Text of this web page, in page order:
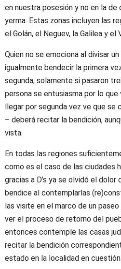
en nuestra posesión y no en la de
yerma. Estas zonas incluyen las
el Golán, el Neguev, la Galilea y el
Quien no se emociona al divisar
igualmente bendecir la primera
segunda, solamente si pasaron
persona se entusiasma por lo que
llegar por segunda vez ve que se
– deberá recitar la bendición,
vista.
En todas las regiones
como es el caso de las ciudades
gracias a D’s ya se olvidó el
bendice al contemplarlas
las visite en el marco de un
ver el proceso de retorno del
entonces contemple las casas
recitar la bendición
estado en la localidad en